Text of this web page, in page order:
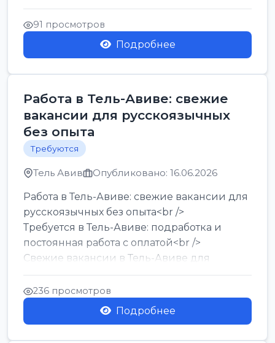
Работа в Нетании на мебельном
производстве: требу...
91 просмотров
Подробнее
Работа в Тель-Авиве: свежие
вакансии для русскоязычных
без опыта
Требуются
Тель Авив Опубликовано: 16.06.2026
Работа в Тель-Авиве: свежие вакансии для
русскоязычных без опыта<br />
Требуется в Тель-Авиве: подработка и
постоянная работа с оплатой<br />
Свежие вакансии в Тель-Авиве для
мужчин и женщин от хозя...
236 просмотров
Подробнее